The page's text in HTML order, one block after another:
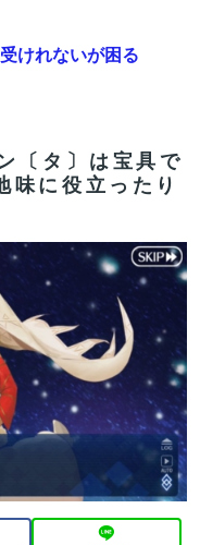
けれないが困る
えるね。レオニダス
んでもない逸材が登
】
のかね実際
のイラスト紹介
とに繋がるのが納得
外で稼げるスマホゲ
〔タ〕は宝具で
味に役立ったり